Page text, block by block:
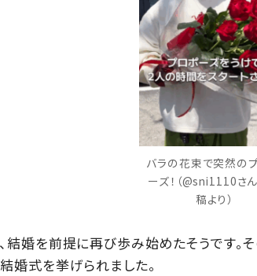
バラの花束で突然の
ーズ！（@sni1110さ
稿より）
結婚を前提に再び歩み始めたそうです。
婚式を挙げられました。